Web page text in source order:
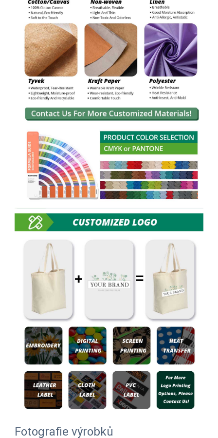
Fotografie výrobků